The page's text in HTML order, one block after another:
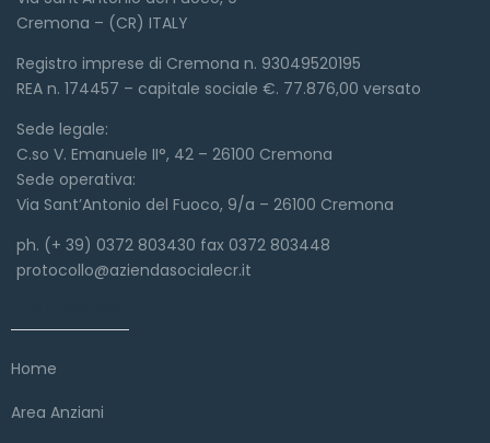
Cremona – (CR) ITALY
Registro imprese di Cremona n. 93049520195
REA n. 174457 – capitale sociale €. 77.876,00 versato
Sede legale:
C.so V. Emanuele II°, 42 – 26100 Cremona
Sede operativa:
Via Sant’Antonio del Fuoco, 9/a – 26100 Cremona
ph. (+ 39) 0372 803430 fax 0372 803448
protocollo@aziendasocialecr.it
Home
Area Anziani